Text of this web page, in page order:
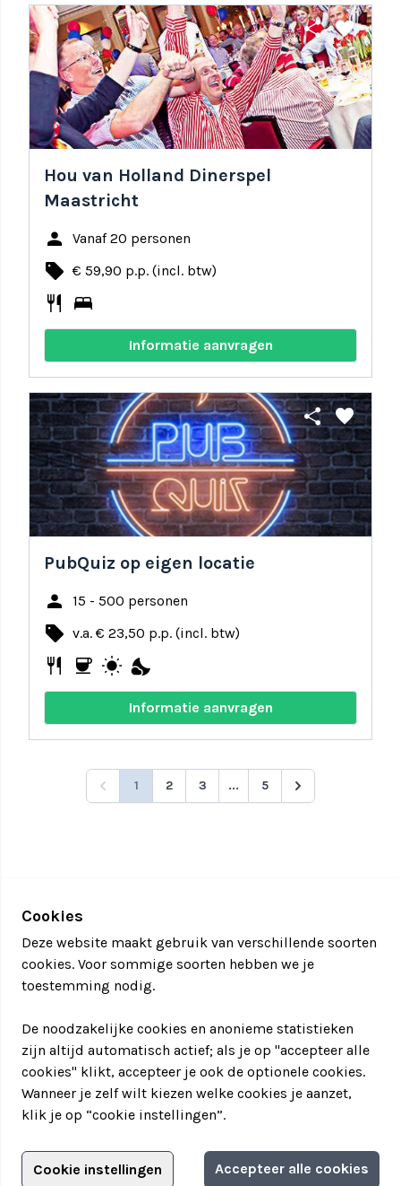
share favorite
Hou van Holland Dinerspel
Maastricht
person Vanaf 20 personen
local_offer € 59,90 p.p. (incl. btw)
restaurant bed
Informatie aanvragen
share favorite
PubQuiz op eigen locatie
person 15 - 500 personen
local_offer v.a. € 23,50 p.p. (incl. btw)
restaurant coffee wb_sunny nights_stay
Informatie aanvragen
1 2 3 ... 5
Adverteren?
Cookies
Deze website maakt gebruik van verschillende soorten
cookies. Voor sommige soorten hebben we je
toestemming nodig.
De noodzakelijke cookies en anonieme statistieken
zijn altijd automatisch actief; als je op "accepteer alle
cookies" klikt, accepteer je ook de optionele cookies.
Wanneer je zelf wilt kiezen welke cookies je aanzet,
klik je op “cookie instellingen”.
Cookie instellingen Accepteer alle cookies